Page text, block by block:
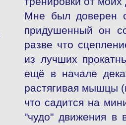
Мне был доверен
придушенный он
разве что
из лучших
ещё в начале
растягивая мышцы
что садится на
"чудо" движения в